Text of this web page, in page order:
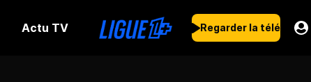
Actu TV Regarder la télé